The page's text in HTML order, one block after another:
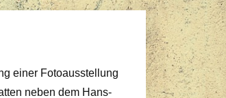
einer Fotoausstellung
neben dem Hans-